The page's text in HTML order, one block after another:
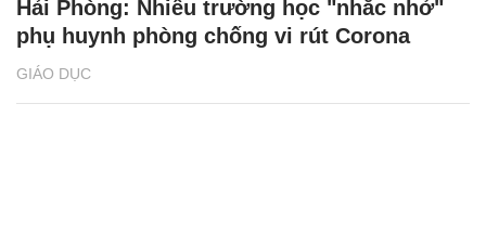
GIÁO DỤC
Hải Phòng: Nhiều trường học "nhắc nhở"
phụ huynh phòng chống vi rút Corona